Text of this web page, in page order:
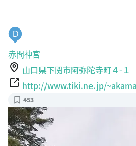
D
赤間神宮
山口県下関市阿弥陀寺町４-１
http://www.tiki.ne.jp/
453